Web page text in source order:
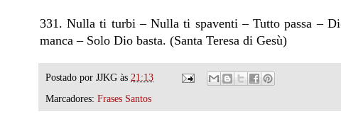
331. Nulla ti turbi – Nulla ti spaventi – Tutto passa –
manca – Solo Dio basta. (Santa Teresa di Gesù)
Postado por JJKG às 21:13
Marcadores: Frases Santos